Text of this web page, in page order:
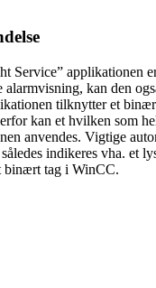
Service” applikationen
kan den
tilknytter et
kan et hvilken som
anvendes. Vigtige
indikeres vha. et
binært tag i WinCC.